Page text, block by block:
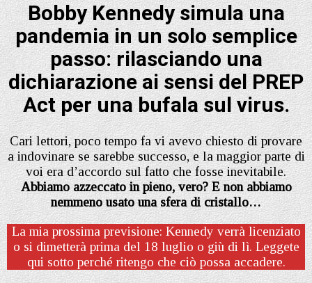
Bobby Kennedy simula una
pandemia in un solo semplice
passo: rilasciando una
dichiarazione ai sensi del PREP
Act per una bufala sul virus.
Cari lettori, poco tempo fa vi avevo chiesto di provare
a indovinare se sarebbe successo, e la maggior parte di
voi era d’accordo sul fatto che fosse inevitabile.
Abbiamo azzeccato in pieno, vero? E non abbiamo
nemmeno usato una sfera di cristallo…
La mia prossima previsione: Kennedy verrà licenziato
o si dimetterà prima del 18 luglio o giù di lì. Leggete
qui sotto perché ritengo che ciò possa accadere.